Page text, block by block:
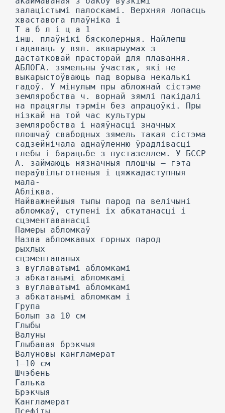
залацістымі палоскамі. Верхняя лопасць
хваставога плаўніка і
Т а б л і ц a 1
інш. плаўнікі бясколерныя. Найлепш
гадаваць у вял. акварыумах з
дастатковай прасторай для плавання.
АБЛОГА. зямельны ўчастак, які не
выкарыстоўваюць пад ворыва некалькі
гадоў. У мінулым пры абложнай сістэме
земляробства ч. ворнай зямлі пакідалі
на працяглы тэрмін без апрацоўкі. Пры
нізкай на той час культуры
земляробства і наяўнасці значных
плошчаў свабодных зямель такая сістэма
садзейнічала аднаўленню ўрадлівасці
глебы і барацьбе з пустазеллем. У БССР
А. займаюць нязначныя плошчы — гэта
пераўвільготненыя і цяжкадаступныя
мала-
Абліква.
Найважнейшыя тыпы парод па велічыні
абломкаў, ступені іх абкатанасці і
сцэментаванасці
Памеры абломкаў
Назва абломкавых горных парод
рыхлых
сцэментаваных
з вуглаватымі абломкамі
з абкатанымі абломкамі
з вуглаватымі абломкамі
з абкатанымі абломкам і
Група
Болып за 10 см
Глыбы
Валуны
Глыбавая брэкчыя
Валуновы кангламерат
1—10 см
Шчэбень
Галька
Брэкчыя
Кангламерат